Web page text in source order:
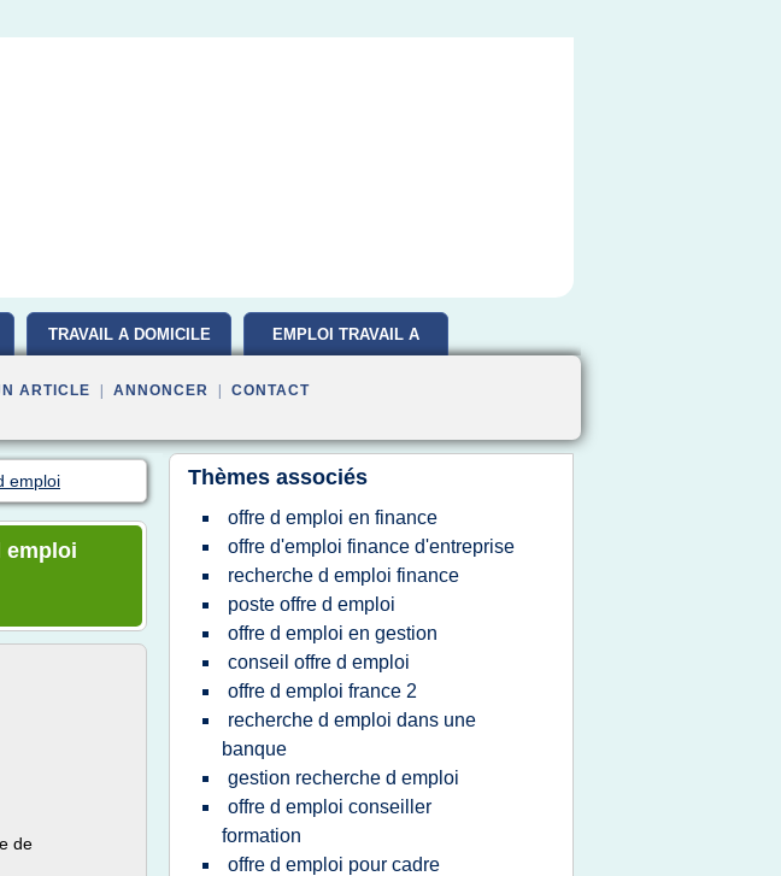
TRAVAIL A DOMICILE EMPLOI TRAVAIL A
ARTICLE ANNONCER CONTACT
emploi
emploi
de
Thèmes associés
offre d emploi en finance
offre d'emploi finance d'entreprise
recherche d emploi finance
poste offre d emploi
offre d emploi en gestion
conseil offre d emploi
offre d emploi france 2
recherche d emploi dans une
banque
gestion recherche d emploi
offre d emploi conseiller
formation
offre d emploi pour cadre